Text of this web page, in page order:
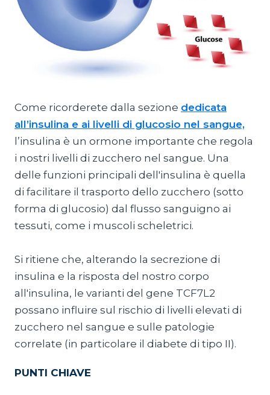
Come ricorderete dalla sezione dedicata
all’insulina e ai livelli di glucosio nel sangue,
l’insulina è un ormone importante che regola
i nostri livelli di zucchero nel sangue. Una
delle funzioni principali dell'insulina è quella
di facilitare il trasporto dello zucchero (sotto
forma di glucosio) dal flusso sanguigno ai
tessuti, come i muscoli scheletrici.
Si ritiene che, alterando la secrezione di
insulina e la risposta del nostro corpo
all'insulina, le varianti del gene TCF7L2
possano influire sul rischio di livelli elevati di
zucchero nel sangue e sulle patologie
correlate (in particolare il diabete di tipo II).
PUNTI CHIAVE